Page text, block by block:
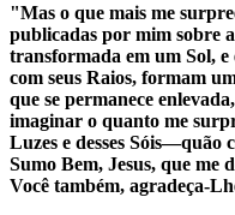
"Mas o que mais me
publicadas por mim sobre
transformada em um Sol, e
com seus Raios, formam
que se permanece
imaginar o quanto me
Luzes e desses Sóis—quão
Sumo Bem, Jesus, que me
Você também, agradeça-